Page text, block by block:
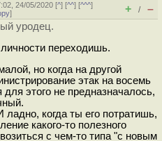
24/05/2020 [^] [^^] [^^^]
] + / –
уродец.
переходишь.
но когда на другой
этак на восемь
для этого не предназначалось,
ладно, когда ты его потратишь,
какого-то полезного
с чем-то типа "с новым